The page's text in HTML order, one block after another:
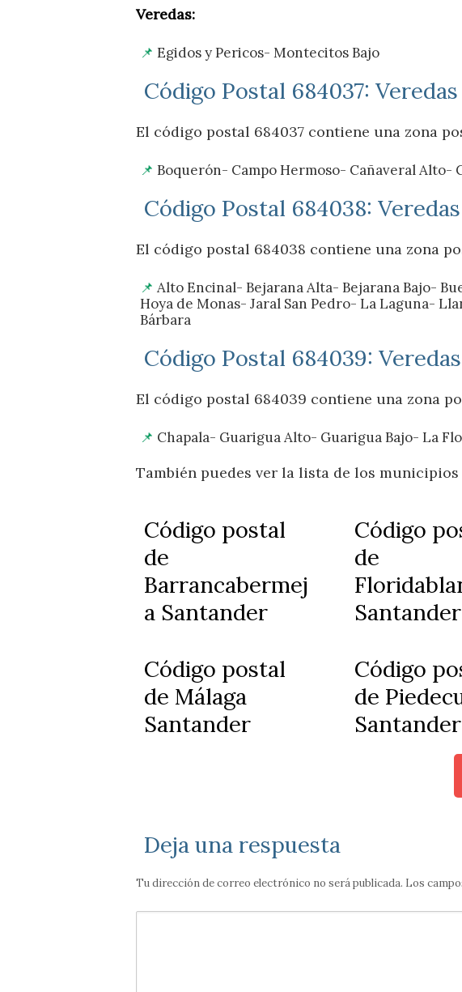
Veredas:
Egidos y Pericos- Montecitos Bajo
Código Postal 684037:
El código postal 684037 contiene una zona
Boquerón- Campo Hermoso- Cañaveral Alto-
Código Postal 684038:
El código postal 684038 contiene una zona
Alto Encinal- Bejarana Alta- Bejarana Bajo-
Hoya de Monas- Jaral San Pedro- La Laguna-
Bárbara
Código Postal 684039:
El código postal 684039 contiene una zona
Chapala- Guarigua Alto- Guarigua Bajo- La
También puedes ver la lista de los municipios
Código postal
de
Barrancabermej
a Santander
Código
de
Santander
Código postal
de Málaga
Santander
Código
de
Santander
Deja una respuesta
Tu dirección de correo electrónico no será publicada. Los